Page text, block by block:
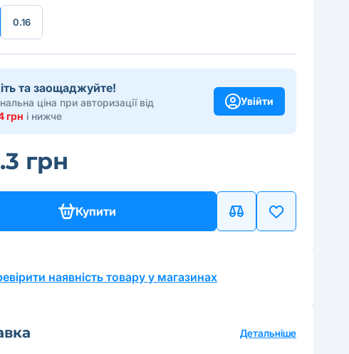
0.16
та заощаджуйте!
ціна при авторизації від
грн і нижче
Увійти
грн
Купити
наявність товару у магазинах
Детальніше